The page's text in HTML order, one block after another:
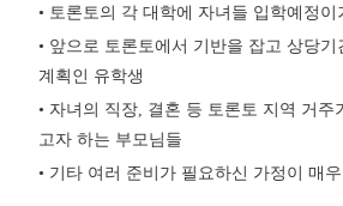
• 토론토의 각 대학에 자녀들 입학예정이
• 앞으로 토론토에서 기반을 잡고 상당
계획인 유학생
• 자녀의 직장, 결혼 등 토론토 지역 거주
고자 하는 부모님들
• 기타 여러 준비가 필요하신 가정이 매